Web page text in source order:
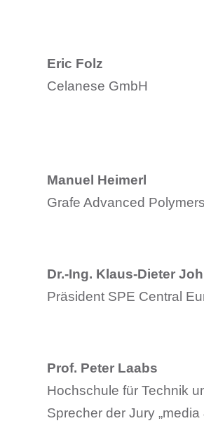
Eric Folz
Celanese GmbH
Manuel Heimerl
Grafe Advanced
Dr.-Ing. Klaus-Dieter
Präsident SPE Central
Prof. Peter Laabs
Hochschule für Technik
Sprecher der Jury „media